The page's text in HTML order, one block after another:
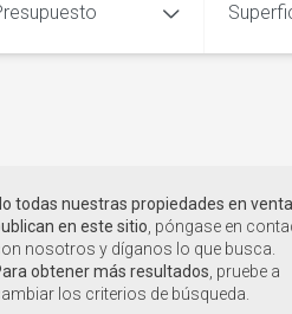
todas nuestras propiedades en
en este sitio , póngase en
nosotros y díganos lo que busca.
obtener más resultados , pruebe a
los criterios de búsqueda.